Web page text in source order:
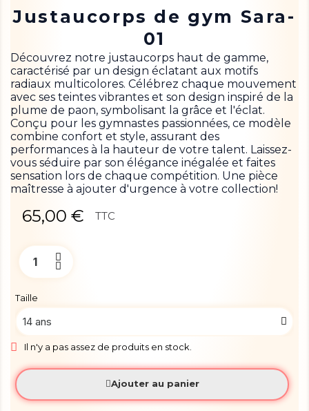
Justaucorps de gym Sara-
01
Découvrez notre justaucorps haut de gamme,
caractérisé par un design éclatant aux motifs
radiaux multicolores. Célébrez chaque mouvement
avec ses teintes vibrantes et son design inspiré de la
plume de paon, symbolisant la grâce et l'éclat.
Conçu pour les gymnastes passionnées, ce modèle
combine confort et style, assurant des
performances à la hauteur de votre talent. Laissez-
vous séduire par son élégance inégalée et faites
sensation lors de chaque compétition. Une pièce
maîtresse à ajouter d'urgence à votre collection!
65,00 € TTC
Taille
Il n'y a pas assez de produits en stock.
Ajouter au panier